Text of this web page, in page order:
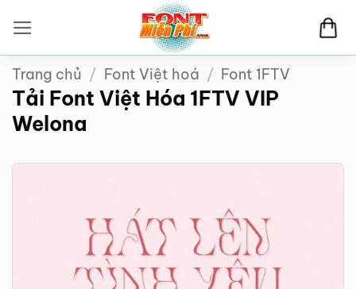
qua
nội
dung
Trang chủ / Font Việt hoá / Font 1FTV
Tải Font Việt Hóa 1FTV VIP
Welona